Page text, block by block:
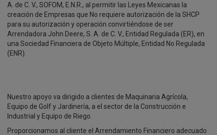
A. de C. V., SOFOM, E.N.R., al permitir las Leyes Mexicanas la
creación de Empresas que No requiere autorización de la SHCP
para su autorización y operación convirtiéndose de ser
Arrendadora John Deere, S. A. de C. V., Entidad Regulada (ER), en
una Sociedad Financiera de Objeto Múltiple, Entidad No Regulada
(ENR).
Nuestro apoyo va dirigido a clientes de Maquinaria Agrícola,
Equipo de Golf y Jardinería, a el sector de la Construcción e
Industrial y Equipo de Riego.
Proporcionamos al cliente el Arrendamiento Financiero adecuado